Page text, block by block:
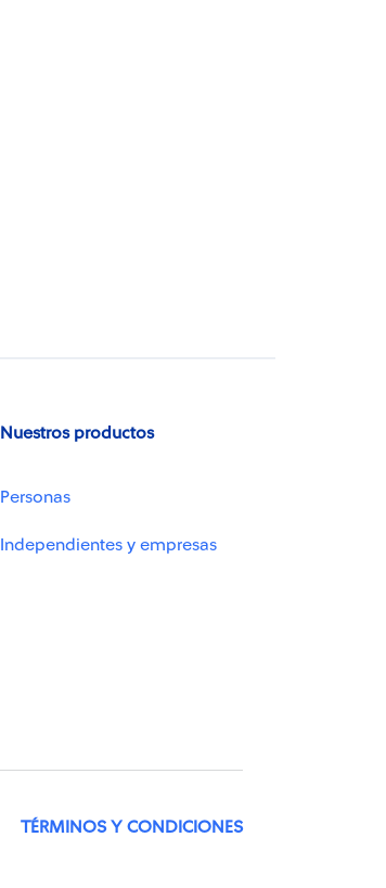
Nuestros productos
Personas
Independientes y empresas
TÉRMINOS Y CONDICIONES